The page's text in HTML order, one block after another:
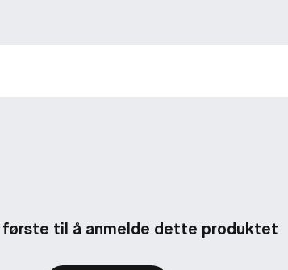
til å anmelde dette produktet